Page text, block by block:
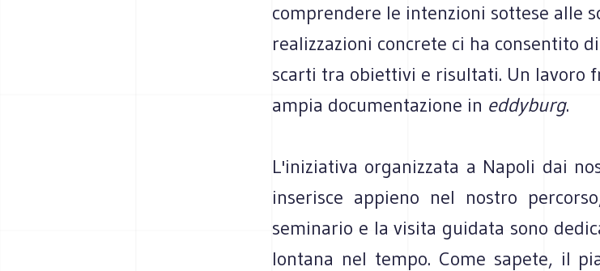
comprendere le intenzioni sottese alle
realizzazioni concrete ci ha consentito
scarti tra obiettivi e risultati. Un lavoro
ampia documentazione in eddyburg.
L'iniziativa organizzata a Napoli dai
inserisce appieno nel nostro
seminario e la visita guidata sono
lontana nel tempo. Come sapete, il